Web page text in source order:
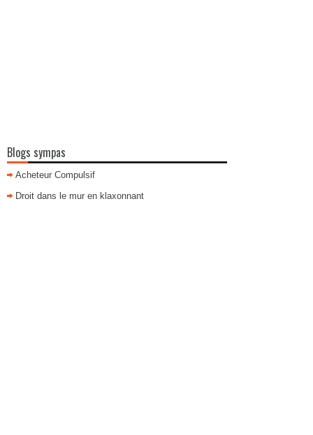
Blogs sympas
Acheteur Compulsif
Droit dans le mur en klaxonnant